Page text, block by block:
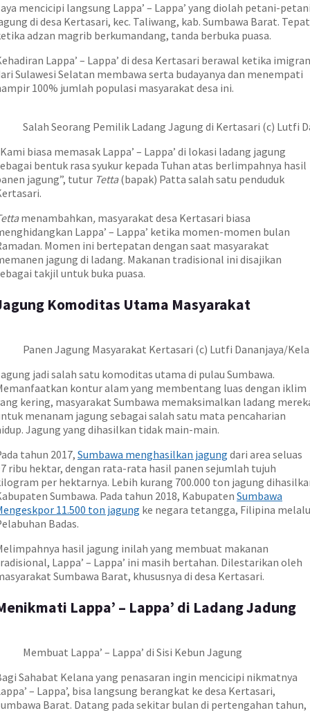
mencicipi langsung Lappa’ – Lappa’ yang diolah petani-
di desa Kertasari, kec. Taliwang, kab. Sumbawa Barat. Tepat
adzan magrib berkumandang, tanda berbuka puasa.
Lappa’ – Lappa’ di desa Kertasari berawal ketika imigran
Sulawesi Selatan membawa serta budayanya dan menempati
100% jumlah populasi masyarakat desa ini.
Salah Seorang Pemilik Ladang Jagung di Kertasari (c) Lutfi
biasa memasak Lappa’ – Lappa’ di lokasi ladang jagung
bentuk rasa syukur kepada Tuhan atas berlimpahnya hasil
jagung”, tutur Tetta(bapak) Patta salah satu penduduk
menambahkan, masyarakat desa Kertasari biasa
Lappa’ – Lappa’ ketika momen-momen bulan
Momen ini bertepatan dengan saat masyarakat
jagung di ladang. Makanan tradisional ini disajikan
takjil untuk buka puasa.
Komoditas Utama Masyarakat
Panen Jagung Masyarakat Kertasari (c) Lutfi Dananjaya/
jadi salah satu komoditas utama di pulau Sumbawa.
kontur alam yang membentang luas dengan iklim
kering, masyarakat Sumbawa memaksimalkan ladang
menanam jagung sebagai salah satu mata pencaharian
Jagung yang dihasilkan tidak main-main.
tahun 2017, Sumbawa menghasilkan jagung dari area seluas
ribu hektar, dengan rata-rata hasil panen sejumlah tujuh
per hektarnya. Lebih kurang 700.000 ton jagung
Sumbawa. Pada tahun 2018, Kabupaten Sumbawa
11.500 ton jagung ke negara tetangga, Filipina
Badas.
hasil jagung inilah yang membuat makanan
Lappa’ – Lappa’ ini masih bertahan. Dilestarikan oleh
Sumbawa Barat, khususnya di desa Kertasari.
Lappa’ – Lappa’ di Ladang Jadung
Membuat Lappa’ – Lappa’ di Sisi Kebun Jagung
Sahabat Kelana yang penasaran ingin mencicipi nikmatnya
– Lappa’, bisa langsung berangkat ke desa Kertasari,
Barat. Datang pada sekitar bulan di pertengahan tahun,